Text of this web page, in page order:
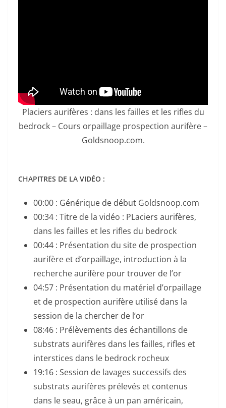
Placiers aurifères : dans les failles et les rifles du
bedrock – Cours orpaillage prospection aurifère –
Goldsnoop.com.
CHAPITRES DE LA VIDÉO :
00:00 : Générique de début Goldsnoop.com
00:34 : Titre de la vidéo : PLaciers aurifères,
dans les failles et les rifles du bedrock
00:44 : Présentation du site de prospection
aurifère et d’orpaillage, introduction à la
recherche aurifère pour trouver de l’or
04:57 : Présentation du matériel d’orpaillage
et de prospection aurifère utilisé dans la
session de la chercher de l’or
08:46 : Prélèvements des échantillons de
substrats aurifères dans les failles, rifles et
interstices dans le bedrock rocheux
19:16 : Session de lavages successifs des
substrats aurifères prélevés et contenus
dans le seau, grâce à un pan américain,